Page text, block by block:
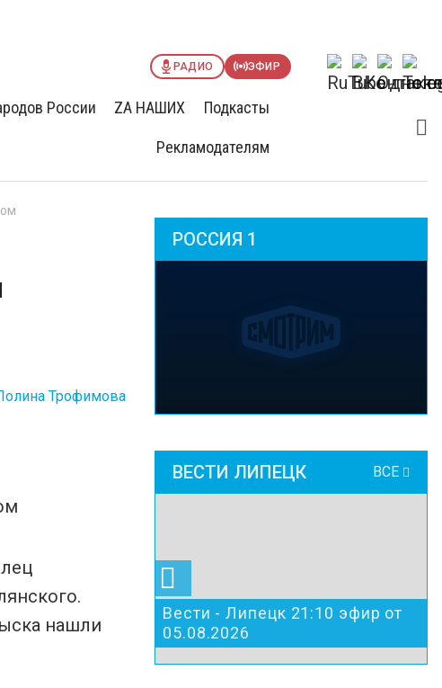
РАДИО ЭФИР
России ZА НАШИХ Подкасты
Рекламодателям
Трофимова
нашли
РОССИЯ 1
ВЕСТИ ЛИПЕЦК ВСЕ
Вести - Липецк 21:10 эфир от
05.08.2026